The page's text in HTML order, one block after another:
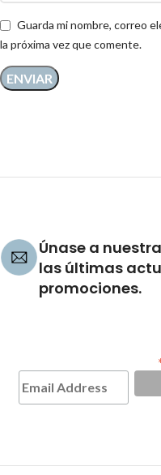
Guarda mi nombre, correo
la próxima vez que comente.
Únase a
las últimas
promociones.